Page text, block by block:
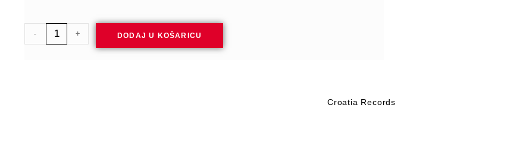
- + DODAJ U KOŠARICU
Croatia Records